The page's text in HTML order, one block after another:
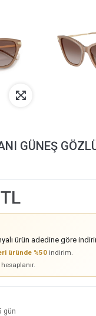
GÜNEŞ
ürün adedine göre
üründe %50 indirim.
gün